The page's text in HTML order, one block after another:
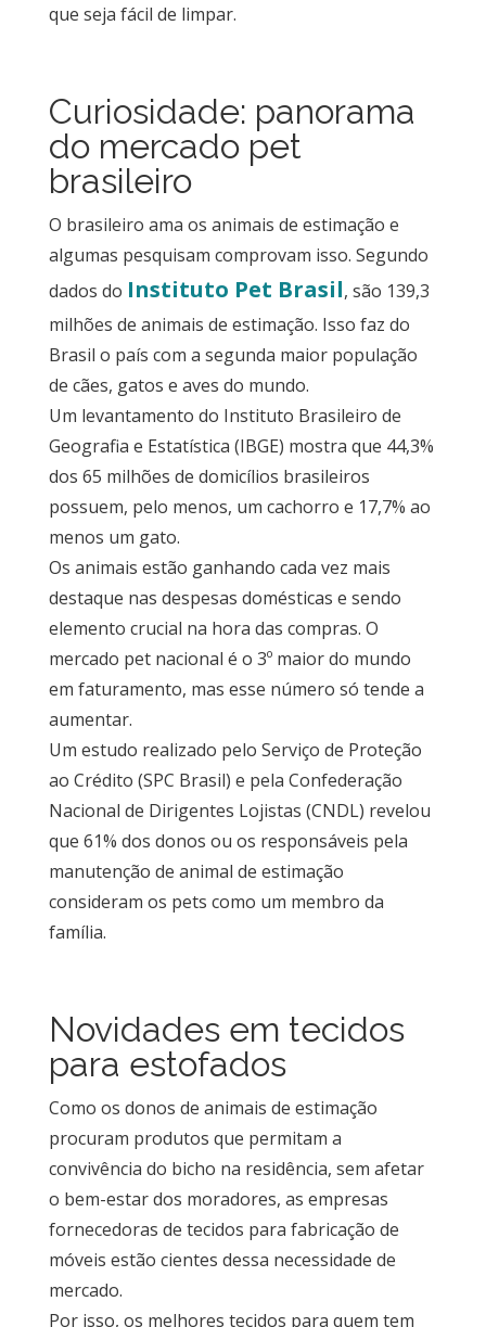
Novidades
Sobre
Contato
que seja fácil de limpar.
Curiosidade: panorama
do mercado pet
brasileiro
O brasileiro ama os animais de estimação e
algumas pesquisam comprovam isso. Segundo
dados do Instituto Pet Brasil, são 139,3
milhões de animais de estimação. Isso faz do
Brasil o país com a segunda maior população
de cães, gatos e aves do mundo.
Um levantamento do Instituto Brasileiro de
Geografia e Estatística (IBGE) mostra que 44,3%
dos 65 milhões de domicílios brasileiros
possuem, pelo menos, um cachorro e 17,7% ao
menos um gato.
Os animais estão ganhando cada vez mais
destaque nas despesas domésticas e sendo
elemento crucial na hora das compras. O
mercado pet nacional é o 3º maior do mundo
em faturamento, mas esse número só tende a
aumentar.
Um estudo realizado pelo Serviço de Proteção
ao Crédito (SPC Brasil) e pela Confederação
Nacional de Dirigentes Lojistas (CNDL) revelou
que 61% dos donos ou os responsáveis pela
manutenção de animal de estimação
consideram os pets como um membro da
família.
Novidades em tecidos
para estofados
Como os donos de animais de estimação
procuram produtos que permitam a
convivência do bicho na residência, sem afetar
o bem-estar dos moradores, as empresas
fornecedoras de tecidos para fabricação de
móveis estão cientes dessa necessidade de
mercado.
Por isso, os melhores tecidos para quem tem